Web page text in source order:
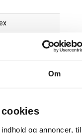
Om
og annoncer, til